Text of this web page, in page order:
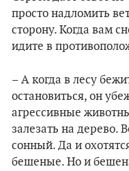
просто надломить
сторону. Когда вам
идите в
– А когда в лесу
остановиться, он
агрессивные
залезать на дерево.
сонный. Да и
бешеные. Но и